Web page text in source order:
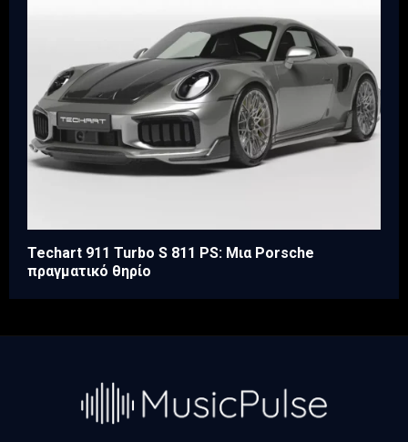
Techart 911 Turbo S 811 PS: Μια Porsche
πραγματικό θηρίο